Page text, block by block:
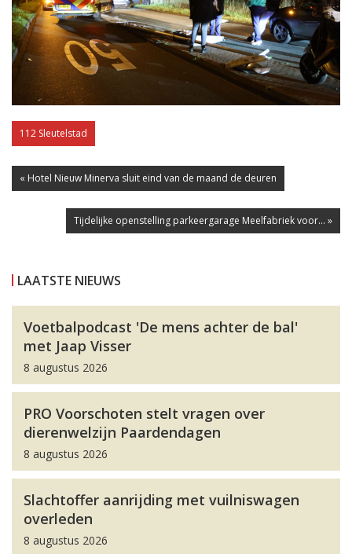
112 Sleutelstad
« Hotel Nieuw Minerva sluit eind van de maand de deuren
Tijdelijke openstelling parkeergarage Meelfabriek voor... »
LAATSTE NIEUWS
Voetbalpodcast 'De mens achter de bal'
met Jaap Visser
8 augustus 2026
PRO Voorschoten stelt vragen over
dierenwelzijn Paardendagen
8 augustus 2026
Slachtoffer aanrijding met vuilniswagen
overleden
8 augustus 2026